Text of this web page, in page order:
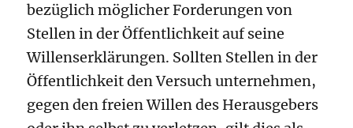
bezüglich möglicher Forderungen von
Stellen in der Öffentlichkeit auf seine
Willenserklärungen. Sollten Stellen in der
Öffentlichkeit den Versuch unternehmen,
gegen den freien Willen des Herausgebers